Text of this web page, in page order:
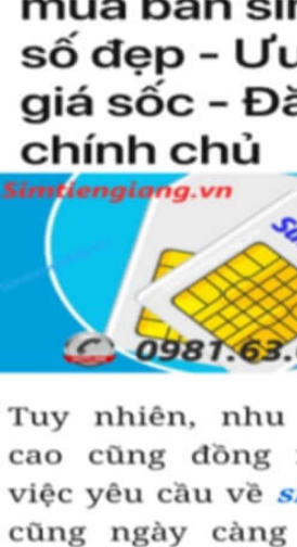
kiện để sở hữu một sim tứ quý 2 này, bởi
người khác cũng sẽ biết được vị trí của
nào rồi?
Hướng dẫn mua Sim Tứ Quý
Simtiengiang.vn.
Sim Tiền Giang là đơn vị cung cấp
tín chất lượng.
Chọn mua sim số đẹp thường mất nhiều
một số phải vừa đẹp, vừa tốt về phong
hảo. Vậy phải làm sao?